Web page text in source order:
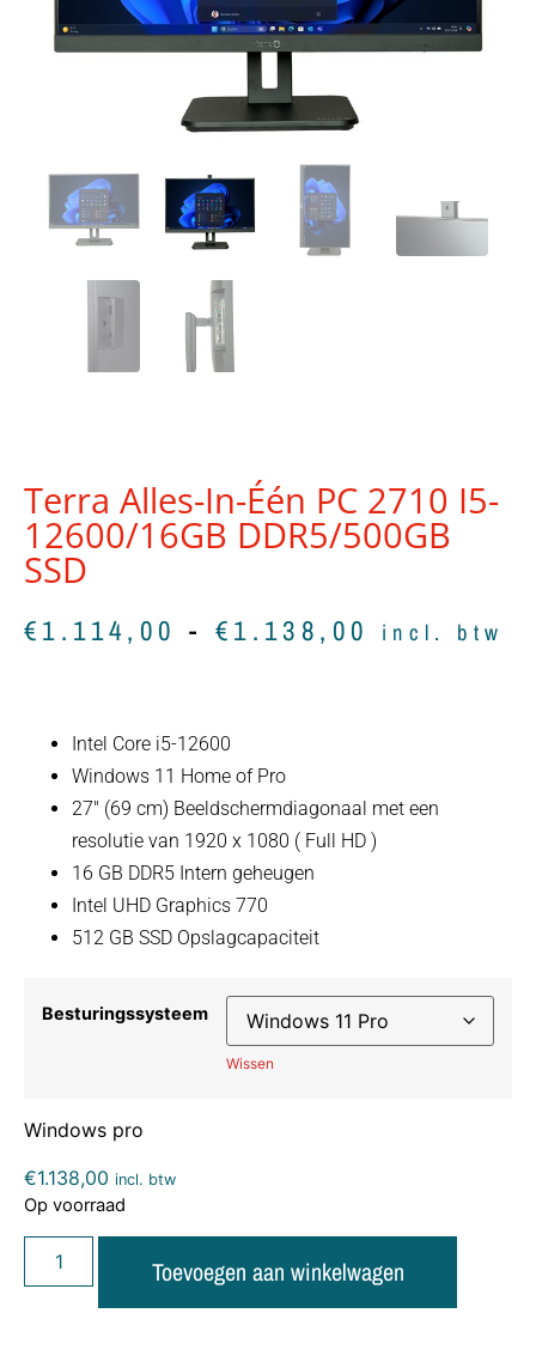
Terra Alles-In-Één PC 2710 I5-
12600/16GB DDR5/500GB
SSD
€1.114,00 - €1.138,00 incl. btw
Intel Core i5-12600
Windows 11 Home of Pro
27″ (69 cm) Beeldschermdiagonaal met een
resolutie van 1920 x 1080 ( Full HD )
16 GB DDR5 Intern geheugen
Intel UHD Graphics 770
512 GB SSD Opslagcapaciteit
Besturingssysteem
Wissen
Windows pro
€1.138,00 incl. btw
Op voorraad
Toevoegen aan winkelwagen